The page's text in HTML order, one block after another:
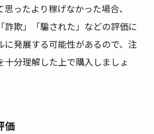
ったより稼げなかった場合、
詐欺」「騙された」などの評価に
に発展する可能性があるので、注
十分理解した上で購入しましょ
価